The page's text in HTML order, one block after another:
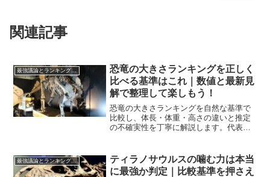
関連記事
最強議論とランキング検証
恐竜の大きさランキングを正しく
比べる基準はこれ｜数値と最新見
解で整理して楽しもう！
恐竜の大きさランキングを自然な基準で
比較し、体長・体重・高さの違いと推定
の不確実性を丁寧に解説します。代表標
最強議論とランキング検証
ティラノサウルスの噛む力は本当
に最強か判定｜比較基準を押さえ